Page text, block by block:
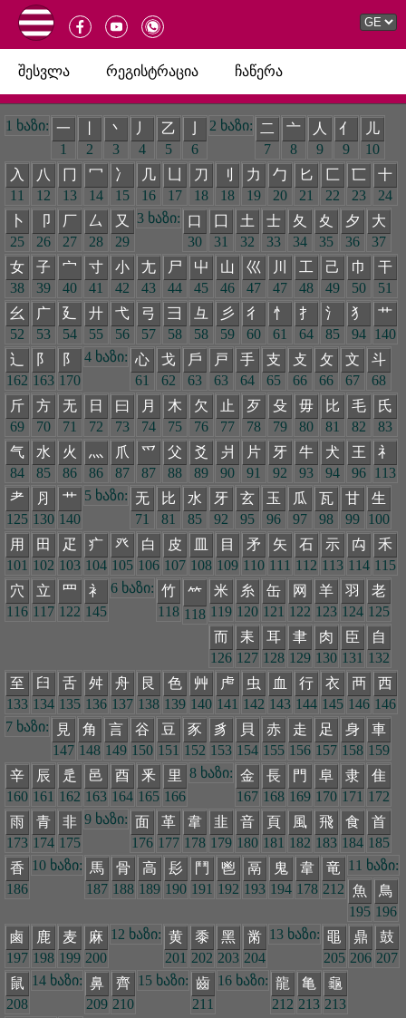
შესვლა რეგისტრაცია ჩაწერა
1 ხაზი: 一
1
2
丶
3
丿
4
乙
5
6
2 ხაზი:
二
7
亠
8
人
9
亻
9
儿
10
入
11
八
12
冂
13
冖
14
冫
15
几
16
17
刀
18
刂
18
力
19
勹
20
匕
21
匚
22
匸
23
十
24
卜
25
卩
26
厂
27
厶
28
又
29
3 ხაზი: 口
30
囗
31
土
32
士
33
夂
34
夊
35
夕
36
大
37
女
38
子
39
宀
40
寸
41
小
42
尢
43
尸
44
屮
45
山
46
巛
47
川
47
工
48
己
49
巾
50
干
51
幺
52
广
53
廴
54
廾
55
弋
56
弓
57
彐
58
彑
58
彡
59
彳
60
忄
61
扌
64
氵
85
犭
94
艹
140
辶
162
阝
163
阝
170
4 ხაზი: 心
61
戈
62
戶
63
戸
63
手
64
支
65
攴
66
攵
66
文
67
斗
68
斤
69
方
70
无
71
日
72
曰
73
月
74
木
75
欠
76
止
77
歹
78
殳
79
毋
80
比
81
毛
82
氏
83
气
84
水
85
火
86
灬
86
爪
87
爫
87
父
88
爻
89
爿
90
片
91
牙
92
牛
93
犬
94
王
96
礻
113
耂
125
⺼
130
艹
140
5 ხაზი: 无
71
比
81
水
85
牙
92
玄
95
玉
96
瓜
97
瓦
98
甘
99
生
100
用
101
田
102
疋
103
疒
104
癶
105
白
106
皮
107
皿
108
目
109
矛
110
矢
111
石
112
示
113
禸
114
禾
115
穴
116
立
117
罒
122
衤
145
6 ხაზი: 竹
118
𥫗
118
米
119
糸
120
缶
121
网
122
羊
123
羽
124
老
125
而
126
耒
127
耳
128
聿
129
肉
130
臣
131
自
132
至
133
臼
134
舌
135
舛
136
舟
137
艮
138
色
139
艸
140
虍
141
虫
142
血
143
行
144
衣
145
襾
146
西
146
7 ხაზი:
見
147
角
148
言
149
谷
150
豆
151
豕
152
豸
153
貝
154
赤
155
走
156
足
157
身
158
車
159
辛
160
辰
161
辵
162
邑
163
酉
164
釆
165
里
166
8 ხაზი: 金
167
長
168
門
169
阜
170
隶
171
隹
172
雨
173
青
174
非
175
9 ხაზი: 面
176
革
177
韋
178
韭
179
音
180
頁
181
風
182
飛
183
食
184
首
185
香
186
10 ხაზი: 馬
187
骨
188
高
189
髟
190
鬥
191
鬯
192
鬲
193
鬼
194
韋
178
竜
212
11 ხაზი:
魚
195
鳥
196
鹵
197
鹿
198
麦
199
麻
200
12 ხაზი: 黄
201
黍
202
黑
203
黹
204
13 ხაზი: 黽
205
鼎
206
鼓
207
鼠
208
14 ხაზი: 鼻
209
齊
210
15 ხაზი: 齒
211
16 ხაზი: 龍
212
亀
213
龜
213